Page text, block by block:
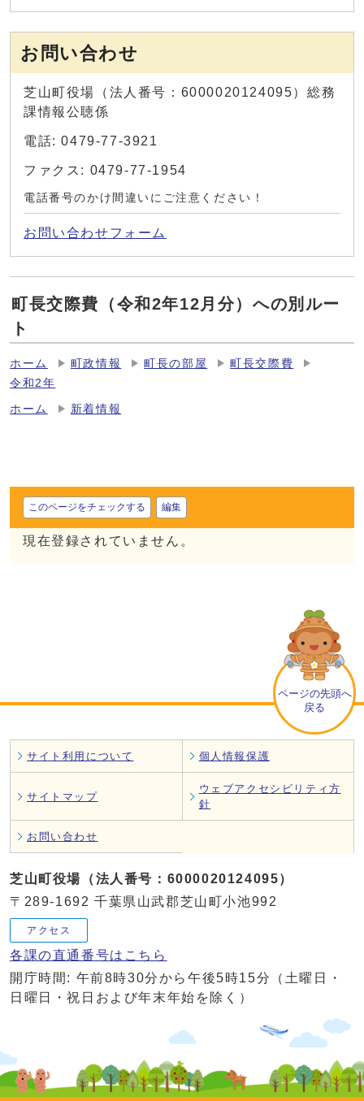
お問い合わせ
芝山町役場（法人番号：6000020124095）総務
課情報公聴係
電話: 0479-77-3921
ファクス: 0479-77-1954
電話番号のかけ間違いにご注意ください！
お問い合わせフォーム
町長交際費（令和2年12月分）への別ルー
ト
ホーム 町政情報 町長の部屋
町長交際費
令和2年
ホーム 新着情報
このページをチェックする 編集
現在登録されていません。
ページの先頭へ
戻る
サイト利用について 個人情報保護
サイトマップ
ウェブアクセシビリティ方
針
お問い合わせ
芝山町役場（法人番号：6000020124095）
〒289-1692 千葉県山武郡芝山町小池992
アクセス
各課の直通番号はこちら
開庁時間: 午前8時30分から午後5時15分（土曜日・
日曜日・祝日および年末年始を除く）